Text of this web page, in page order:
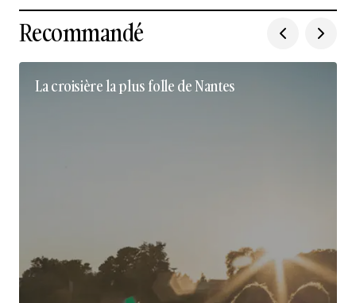
Recommandé
La croisière la plus folle de Nantes